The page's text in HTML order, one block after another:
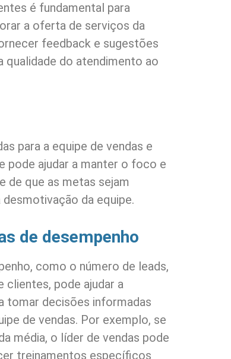
é fundamental para
a oferta de serviços da
feedback e sugestões
qualidade do atendimento ao
para a equipe de vendas e
pode ajudar a manter o foco e
de que as metas sejam
da equipe.
de desempenho
como o número de leads,
clientes, pode ajudar a
tomar decisões informadas
de vendas. Por exemplo, se
média, o líder de vendas pode
treinamentos específicos